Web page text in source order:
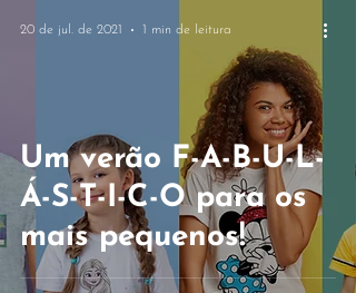
Um verão F-A-B-U-L-
Á-S-T-I-C-O para os
mais pequenos!
20 de jul. de 2021 1 min de leitura